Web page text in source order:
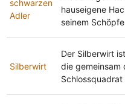
schwarzen
Adler
hauseigene
seinem
Silberwirt
Der Silberwirt
die gemeinsam
Schlossquadrat